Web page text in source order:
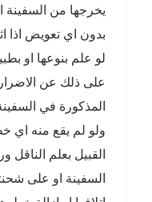
يخرجها من السفينة
بدون اي تعويض اذا
لو علم بنوعها او
على ذلك عن
المذكورة في
ولو لم يقع منه اي
القبيل بعلم
السفينة او على